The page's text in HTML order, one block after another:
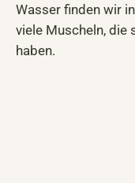
Wasser finden wir
viele Muscheln, die
haben.